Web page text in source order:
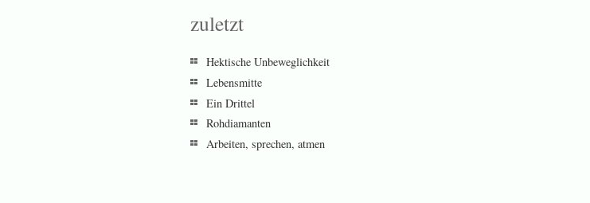
zuletzt
Hektische Unbeweglichkeit
Lebensmitte
Ein Drittel
Rohdiamanten
Arbeiten, sprechen, atmen